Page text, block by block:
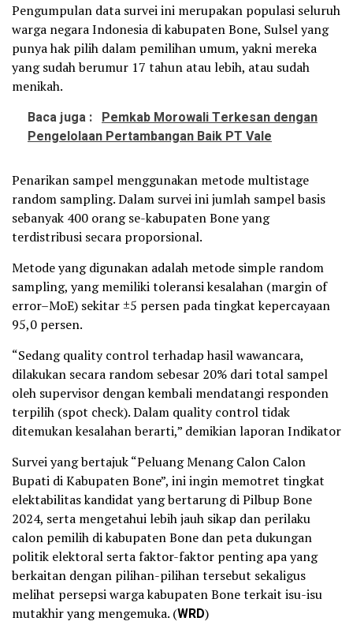
Pengumpulan data survei ini merupakan populasi seluruh
warga negara Indonesia di kabupaten Bone, Sulsel yang
punya hak pilih dalam pemilihan umum, yakni mereka
yang sudah berumur 17 tahun atau lebih, atau sudah
menikah.
Baca juga : Pemkab Morowali Terkesan dengan
Pengelolaan Pertambangan Baik PT Vale
Penarikan sampel menggunakan metode multistage
random sampling. Dalam survei ini jumlah sampel basis
sebanyak 400 orang se-kabupaten Bone yang
terdistribusi secara proporsional.
Metode yang digunakan adalah metode simple random
sampling, yang memiliki toleransi kesalahan (margin of
error–MoE) sekitar ±5 persen pada tingkat kepercayaan
95,0 persen.
“Sedang quality control terhadap hasil wawancara,
dilakukan secara random sebesar 20% dari total sampel
oleh supervisor dengan kembali mendatangi responden
terpilih (spot check). Dalam quality control tidak
ditemukan kesalahan berarti,” demikian laporan Indikator
Survei yang bertajuk “Peluang Menang Calon Calon
Bupati di Kabupaten Bone”, ini ingin memotret tingkat
elektabilitas kandidat yang bertarung di Pilbup Bone
2024, serta mengetahui lebih jauh sikap dan perilaku
calon pemilih di kabupaten Bone dan peta dukungan
politik elektoral serta faktor-faktor penting apa yang
berkaitan dengan pilihan-pilihan tersebut sekaligus
melihat persepsi warga kabupaten Bone terkait isu-isu
mutakhir yang mengemuka. (WRD)